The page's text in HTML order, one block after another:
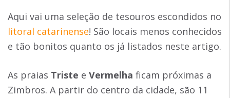
Aqui vai uma seleção de tesouros escondidos no
litoral catarinense! São locais menos conhecidos
e tão bonitos quanto os já listados neste artigo.
As praias Triste e Vermelha ficam próximas a
Zimbros. A partir do centro da cidade, são 11